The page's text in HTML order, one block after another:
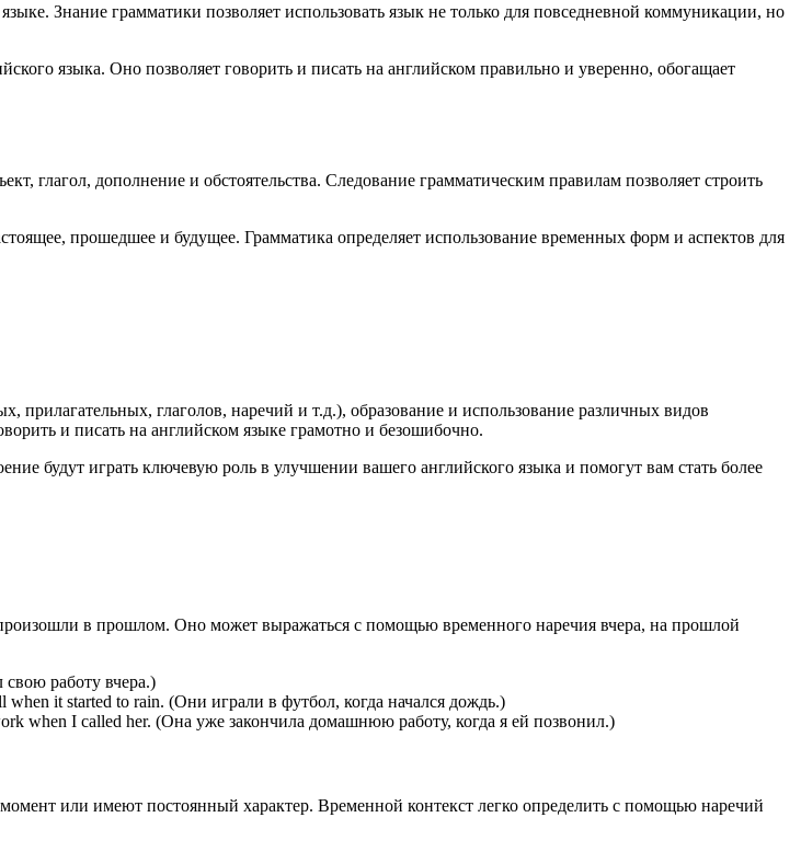
Знание грамматики позволяет использовать язык не только для повседневной коммуникации, но
языка. Оно позволяет говорить и писать на английском правильно и уверенно, обогащает
глагол, дополнение и обстоятельства. Следование грамматическим правилам позволяет строить
прошедшее и будущее. Грамматика определяет использование временных форм и аспектов для
прилагательных, глаголов, наречий и т.д.), образование и использование различных видов
и писать на английском языке грамотно и безошибочно.
будут играть ключевую роль в улучшении вашего английского языка и помогут вам стать более
в прошлом. Оно может выражаться с помощью временного наречия вчера, на прошлой
работу вчера.)
when it started to rain. (Они играли в футбол, когда начался дождь.)
when I called her. (Она уже закончила домашнюю работу, когда я ей позвонил.)
или имеют постоянный характер. Временной контекст легко определить с помощью наречий